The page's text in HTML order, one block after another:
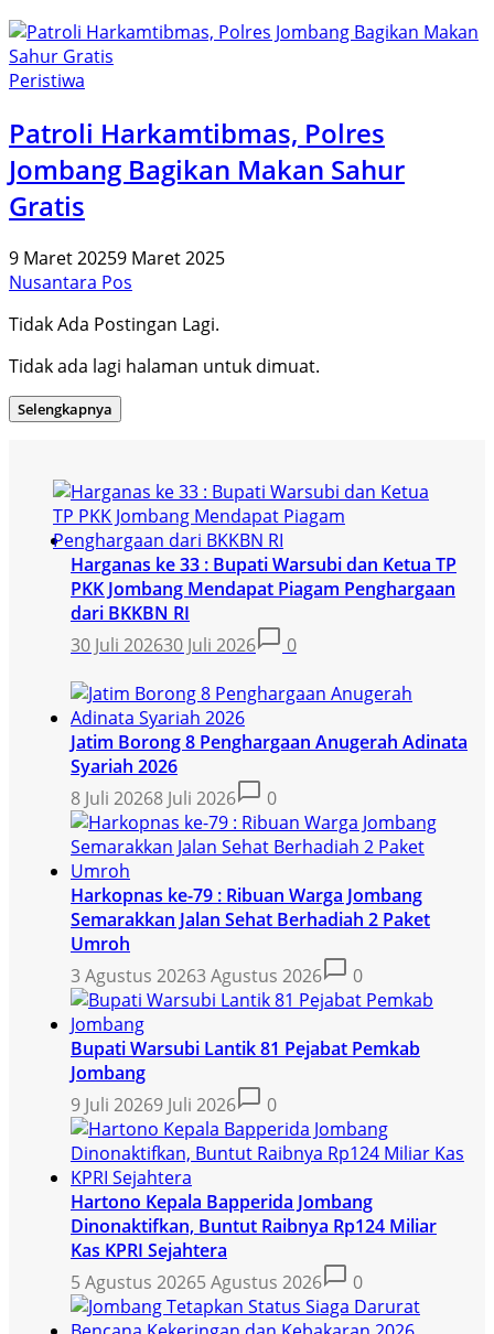
Peristiwa
Patroli Harkamtibmas, Polres
Jombang Bagikan Makan Sahur
Gratis
9 Maret 20259 Maret 2025
Nusantara Pos
Tidak Ada Postingan Lagi.
Tidak ada lagi halaman untuk dimuat.
Selengkapnya
Harganas ke 33 : Bupati Warsubi dan Ketua TP
PKK Jombang Mendapat Piagam Penghargaan
dari BKKBN RI
30 Juli 202630 Juli 2026 0
Jatim Borong 8 Penghargaan Anugerah Adinata
Syariah 2026
8 Juli 20268 Juli 2026 0
Harkopnas ke-79 : Ribuan Warga Jombang
Semarakkan Jalan Sehat Berhadiah 2 Paket
Umroh
3 Agustus 20263 Agustus 2026 0
Bupati Warsubi Lantik 81 Pejabat Pemkab
Jombang
9 Juli 20269 Juli 2026 0
Hartono Kepala Bapperida Jombang
Dinonaktifkan, Buntut Raibnya Rp124 Miliar
Kas KPRI Sejahtera
5 Agustus 20265 Agustus 2026 0